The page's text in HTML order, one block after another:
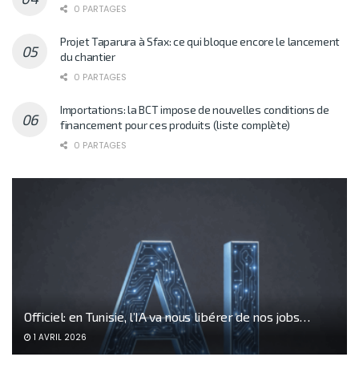
0 PARTAGES
Projet Taparura à Sfax: ce qui bloque encore le lancement
du chantier
0 PARTAGES
Importations: la BCT impose de nouvelles conditions de
financement pour ces produits (liste complète)
0 PARTAGES
Officiel: en Tunisie, l’IA va nous libérer de nos jobs…
1 AVRIL 2026